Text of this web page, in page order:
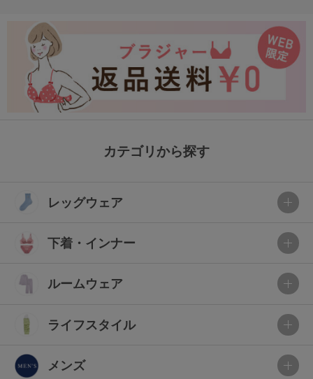
カテゴリから探す
レッグウェア
下着・インナー
ルームウェア
ライフスタイル
メンズ